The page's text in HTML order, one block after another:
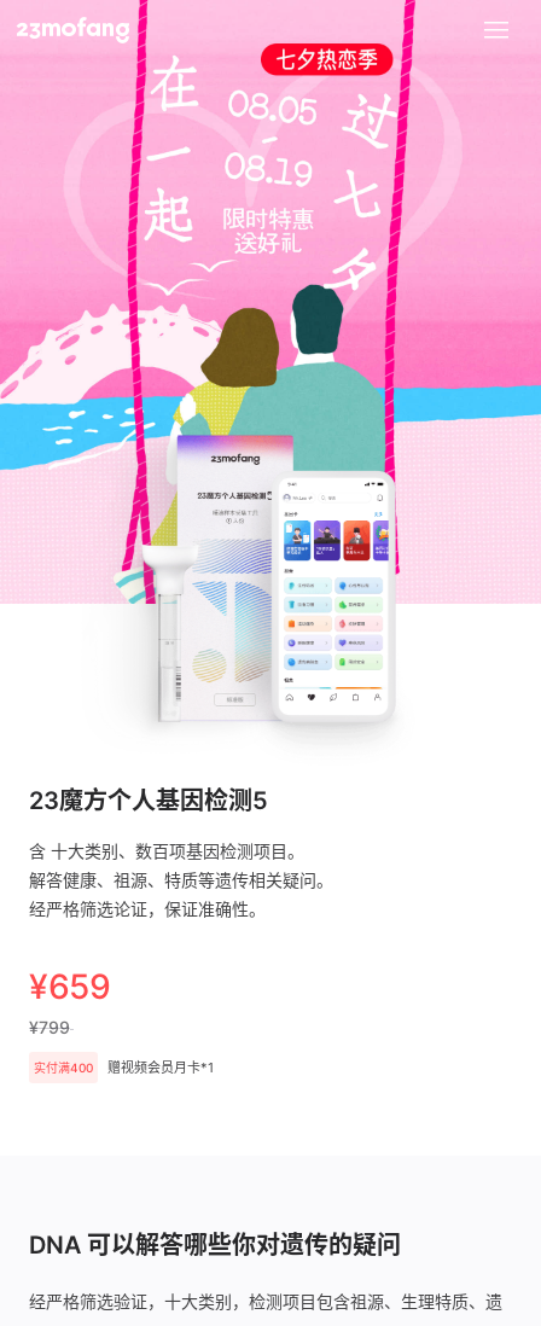
23魔方个人基因检测5
含 十大类别、数百项基因检测项目。
解答健康、祖源、特质等遗传相关疑问。
经严格筛选论证，保证准确性。
¥659
¥799
实付满400 赠视频会员月卡*1
DNA 可以解答哪些你对遗传的疑问
经严格筛选验证，十大类别，检测项目包含祖源、生理特质、遗